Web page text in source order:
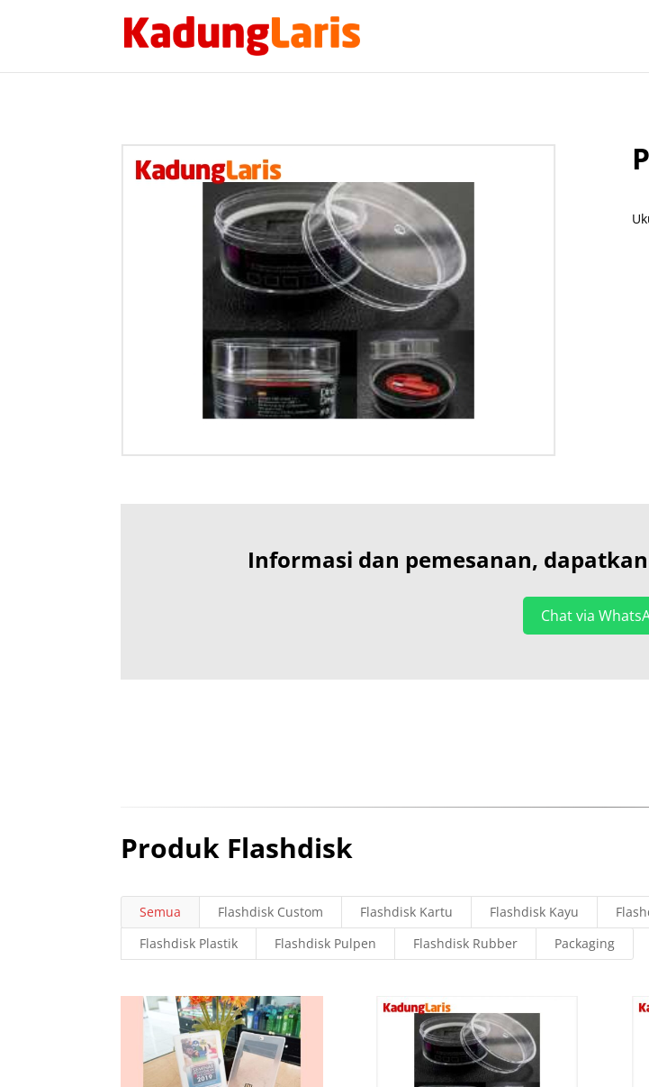
Informasi dan pemesanan,
Chat via
Produk Flashdisk
Semua Flashdisk Custom Flashdisk Kartu Flashdisk Kayu
Flashdisk Plastik
Flashdisk Pulpen Flashdisk Rubber Packaging